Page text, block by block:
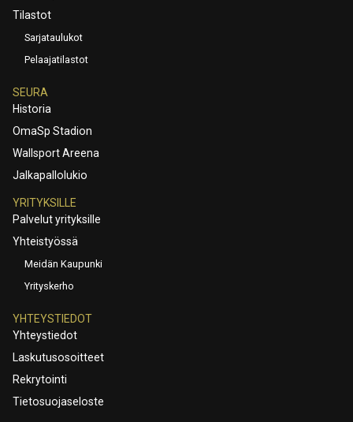
Tilastot
Sarjataulukot
Pelaajatilastot
SEURA
Historia
OmaSp Stadion
Wallsport Areena
Jalkapallolukio
YRITYKSILLE
Palvelut yrityksille
Yhteistyössä
Meidän Kaupunki
Yrityskerho
YHTEYSTIEDOT
Yhteystiedot
Laskutusosoitteet
Rekrytointi
Tietosuojaseloste